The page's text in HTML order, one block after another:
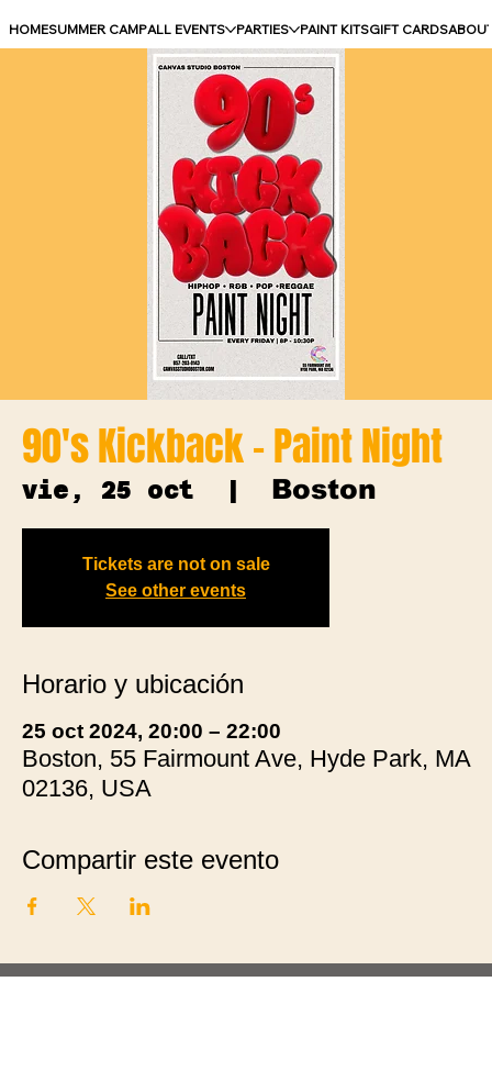
HOMESUMMER CAMPALL EVENTS PARTIES PAINT KITSGIFT CARDS
90's Kickback - Paint Night
vie, 25 oct
  |
Boston
Tickets are not on sale
See other events
Horario y ubicación
25 oct 2024, 20:00 – 22:00
Boston, 55 Fairmount Ave, Hyde Park, MA
02136, USA
Compartir este evento